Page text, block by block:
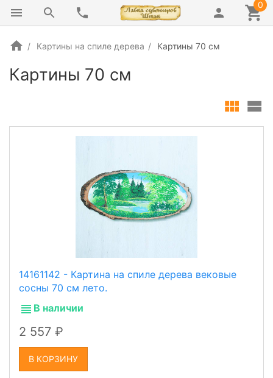
0
Картины на спиле дерева Картины 70 см
Картины 70 см
14161142 - Картина на спиле дерева вековые
сосны 70 см лето.
В наличии
2 557
В КОРЗИНУ